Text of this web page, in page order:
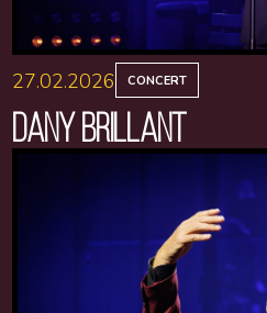
27.02.2026 CONCERT
DANY BRILLANT